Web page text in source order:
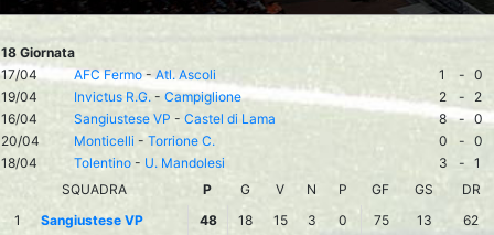
18 Giornata
17/04
AFC Fermo-Atl. Ascoli 1 - 0
19/04
Invictus R.G. - Campiglione 2 -
2
16/04
Sangiustese VP - Castel di Lama 8 - 0
20/04
Monticelli - Torrione C. 0 - 0
18/04
Tolentino - U. Mandolesi 3 - 1
SQUADRA
P G V N P GF GS
DR
1
Sangiustese VP 48 18 15 3 0 75 13
62